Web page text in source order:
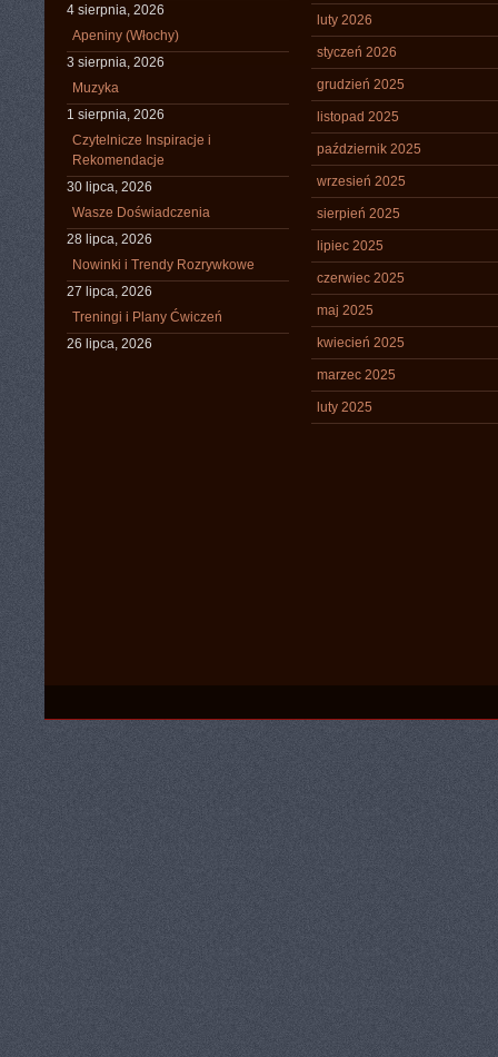
4 sierpnia, 2026
Apeniny (Włochy)
3 sierpnia, 2026
Muzyka
1 sierpnia, 2026
Czytelnicze Inspiracje i
Rekomendacje
30 lipca, 2026
Wasze Doświadczenia
28 lipca, 2026
Nowinki i Trendy Rozrywkowe
27 lipca, 2026
Treningi i Plany Ćwiczeń
26 lipca, 2026
luty 2026
styczeń 2026
grudzień 2025
listopad 2025
październik 2025
wrzesień 2025
sierpień 2025
lipiec 2025
czerwiec 2025
maj 2025
kwiecień 2025
marzec 2025
luty 2025